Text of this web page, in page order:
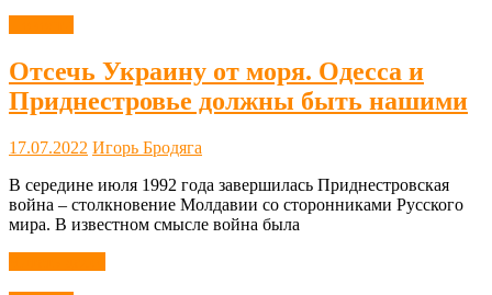
Отсечь Украину от моря. Одесса и
Приднестровье должны быть нашими
17.07.2022 Игорь Бродяга
В середине июля 1992 года завершилась Приднестровская
война – столкновение Молдавии со сторонниками Русского
мира. В известном смысле война была